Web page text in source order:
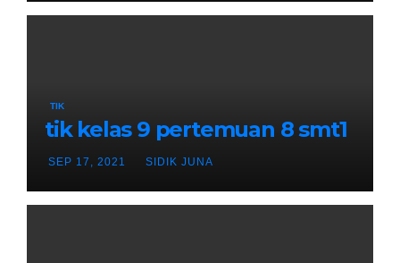
TIK
tik kelas 9 pertemuan 8 smt1
SEP 17, 2021 SIDIK JUNA